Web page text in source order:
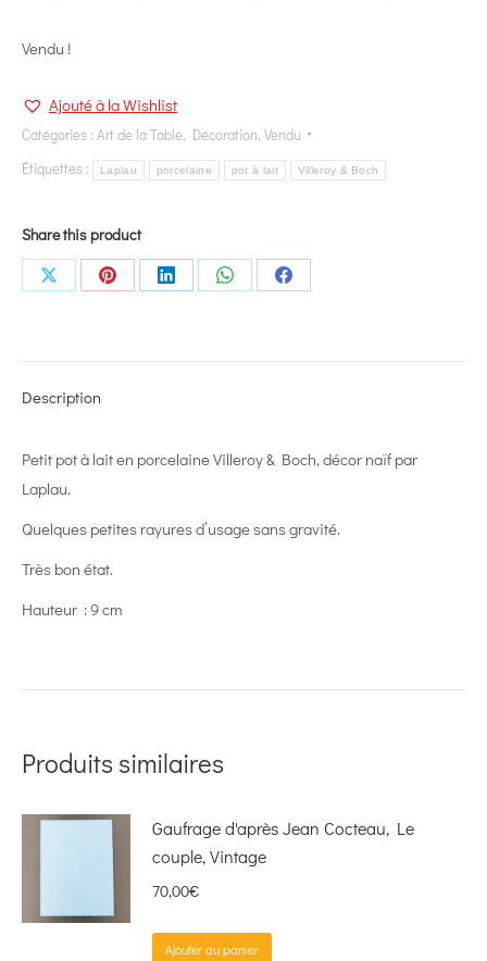
Vendu !
Ajouté à la Wishlist
Catégories : Art de la Table, Décoration, Vendu
Étiquettes :
Laplau porcelaine pot à lait Villeroy & Boch
Share this product
Share
Share
Share
Share
Share
Description
Petit pot à lait en porcelaine Villeroy & Boch, décor naïf par
Laplau.
Quelques petites rayures d’usage sans gravité.
Très bon état.
Hauteur : 9 cm
Produits similaires
Gaufrage d'après Jean Cocteau, Le
couple, Vintage
70,00€
Ajouter au panier